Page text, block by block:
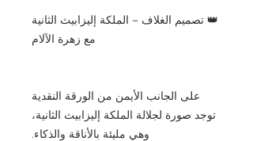
👑 تصميم الغلاف – الملكة إليزابيث الثانية
مع زهرة الآلام
على الجانب الأيمن من الورقة النقدية
توجد صورة لجلالة الملكة إليزابيث الثانية،
وهي مليئة بالأناقة والذكاء.